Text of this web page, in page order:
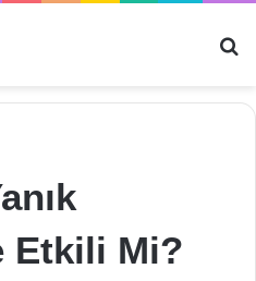
Etkili Mi?